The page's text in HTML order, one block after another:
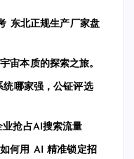
东北正规生产厂家盘
宙本质的探索之旅。
哪家强，公钲评选
抢占AI搜索流量
何用 AI 精准锁定招